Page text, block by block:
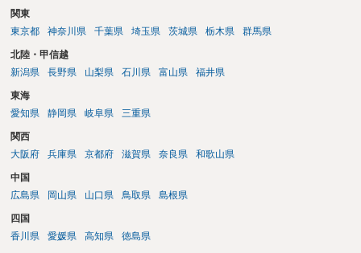
関東
東京都
神奈川県 千葉県 埼玉県 茨城県 栃木県 群馬県
北陸・甲信越
新潟県
長野県 山梨県 石川県 富山県 福井県
東海
愛知県
静岡県 岐阜県 三重県
関西
大阪府
兵庫県 京都府 滋賀県 奈良県 和歌山県
中国
広島県
岡山県 山口県 鳥取県 島根県
四国
香川県
愛媛県 高知県 徳島県